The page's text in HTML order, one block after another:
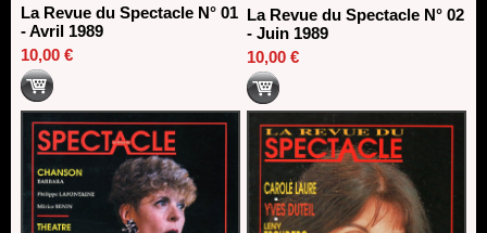
La Revue du Spectacle N° 01
- Avril 1989
10,00 €
La Revue du Spectacle N° 02
- Juin 1989
10,00 €